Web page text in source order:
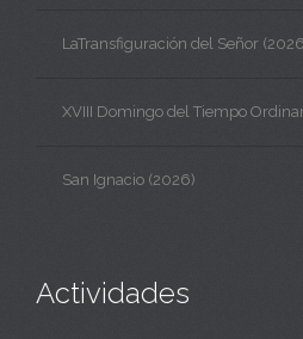
LaTransfiguración del Señor
XVIII Domingo del Tiempo
San Ignacio (2026)
Actividades